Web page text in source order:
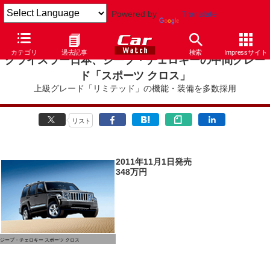
Powered by Translate
カテゴリ 過去記事 検索 Impressサイト
クライスラー日本、ジープ・チェロキーの中間グレー
ド「スポーツ クロス」
上級グレード「リミテッド」の機能・装備を多数採用
リスト
ジープ・チェロキー スポーツ クロス
2011年11月1日発売
348万円